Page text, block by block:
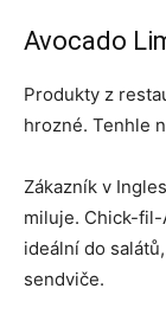
Avocado
Produkty z
hrozné. Tenhle
Zákazník v
miluje. Chick-fil-
ideální do
sendviče.